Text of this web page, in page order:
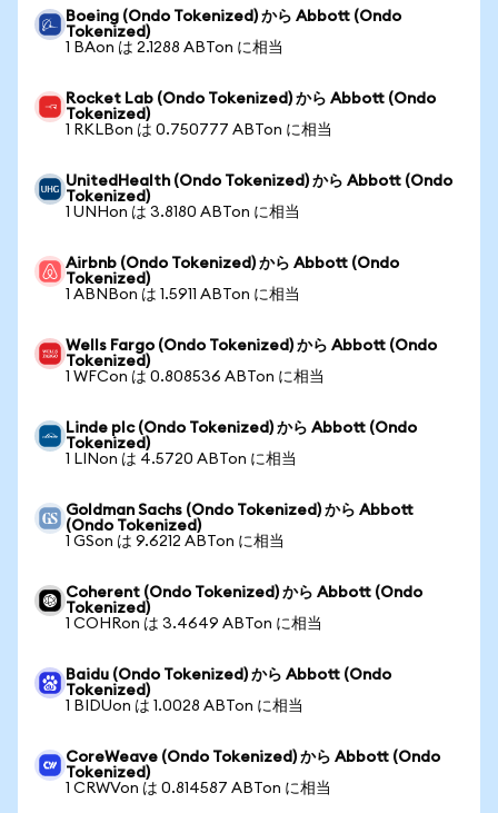
Boeing (Ondo Tokenized) から Abbott (Ondo
Tokenized)
1 BAon は 2.1288 ABTon に相当
Rocket Lab (Ondo Tokenized) から Abbott (Ondo
Tokenized)
1 RKLBon は 0.750777 ABTon に相当
UnitedHealth (Ondo Tokenized) から Abbott (Ondo
Tokenized)
1 UNHon は 3.8180 ABTon に相当
Airbnb (Ondo Tokenized) から Abbott (Ondo
Tokenized)
1 ABNBon は 1.5911 ABTon に相当
Wells Fargo (Ondo Tokenized) から Abbott (Ondo
Tokenized)
1 WFCon は 0.808536 ABTon に相当
Linde plc (Ondo Tokenized) から Abbott (Ondo
Tokenized)
1 LINon は 4.5720 ABTon に相当
Goldman Sachs (Ondo Tokenized) から Abbott
(Ondo Tokenized)
1 GSon は 9.6212 ABTon に相当
Coherent (Ondo Tokenized) から Abbott (Ondo
Tokenized)
1 COHRon は 3.4649 ABTon に相当
Baidu (Ondo Tokenized) から Abbott (Ondo
Tokenized)
1 BIDUon は 1.0028 ABTon に相当
CoreWeave (Ondo Tokenized) から Abbott (Ondo
Tokenized)
1 CRWVon は 0.814587 ABTon に相当